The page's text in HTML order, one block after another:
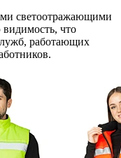
светоотражающими
что
работающих